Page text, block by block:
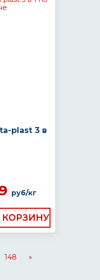
plast 3 в
руб/кг
148 »